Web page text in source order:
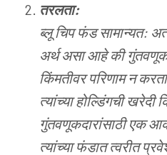
तरलता:
ब्लू चिप फंड सामान्यत:
अर्थ असा आहे की
किंमतीवर परिणाम न करता
त्यांच्या होल्डिंगची खरेदी
गुंतवणूकदारांसाठी एक
त्यांच्या फंडात त्वरीत